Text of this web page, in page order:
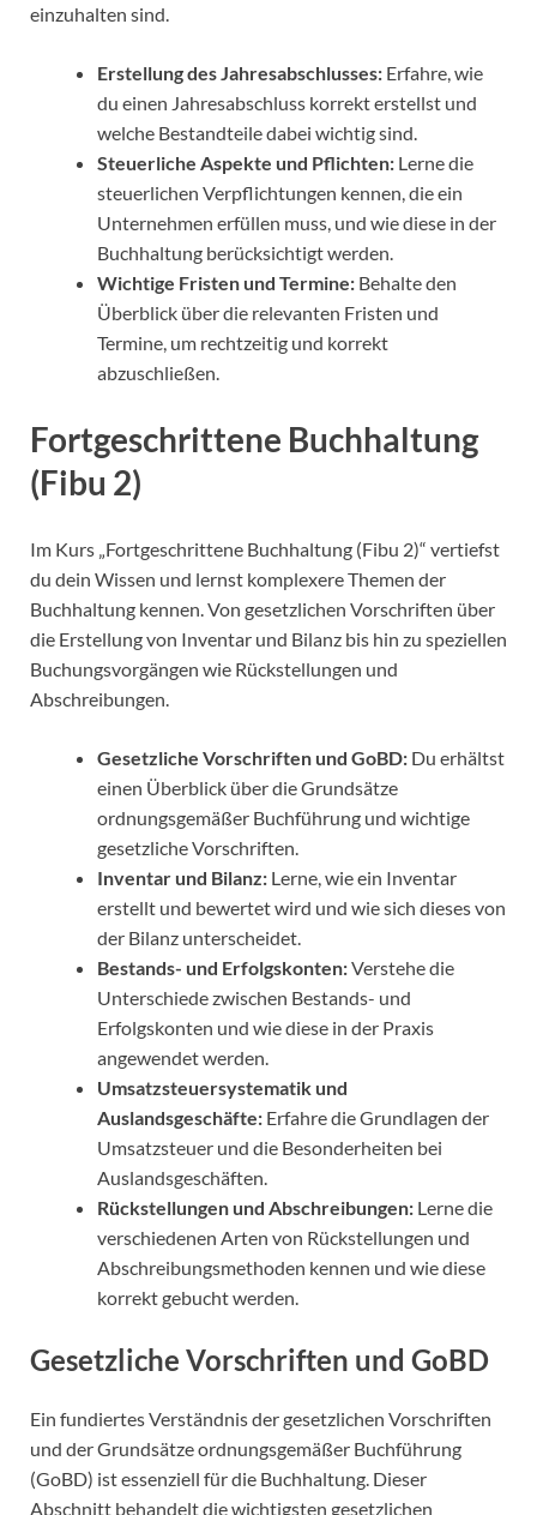
einzuhalten sind.
Erstellung des Jahresabschlusses: Erfahre, wie
du einen Jahresabschluss korrekt erstellst und
welche Bestandteile dabei wichtig sind.
Steuerliche Aspekte und Pflichten: Lerne die
steuerlichen Verpflichtungen kennen, die ein
Unternehmen erfüllen muss, und wie diese in der
Buchhaltung berücksichtigt werden.
Wichtige Fristen und Termine: Behalte den
Überblick über die relevanten Fristen und
Termine, um rechtzeitig und korrekt
abzuschließen.
Fortgeschrittene Buchhaltung
(Fibu 2)
Im Kurs „Fortgeschrittene Buchhaltung (Fibu 2)“ vertiefst
du dein Wissen und lernst komplexere Themen der
Buchhaltung kennen. Von gesetzlichen Vorschriften über
die Erstellung von Inventar und Bilanz bis hin zu speziellen
Buchungsvorgängen wie Rückstellungen und
Abschreibungen.
Gesetzliche Vorschriften und GoBD: Du erhältst
einen Überblick über die Grundsätze
ordnungsgemäßer Buchführung und wichtige
gesetzliche Vorschriften.
Inventar und Bilanz: Lerne, wie ein Inventar
erstellt und bewertet wird und wie sich dieses von
der Bilanz unterscheidet.
Bestands- und Erfolgskonten:Verstehe die
Unterschiede zwischen Bestands- und
Erfolgskonten und wie diese in der Praxis
angewendet werden.
Umsatzsteuersystematik und
Auslandsgeschäfte: Erfahre die Grundlagen der
Umsatzsteuer und die Besonderheiten bei
Auslandsgeschäften.
Rückstellungen und Abschreibungen: Lerne die
verschiedenen Arten von Rückstellungen und
Abschreibungsmethoden kennen und wie diese
korrekt gebucht werden.
Gesetzliche Vorschriften und GoBD
Ein fundiertes Verständnis der gesetzlichen Vorschriften
und der Grundsätze ordnungsgemäßer Buchführung
(GoBD) ist essenziell für die Buchhaltung. Dieser
Abschnitt behandelt die wichtigsten gesetzlichen